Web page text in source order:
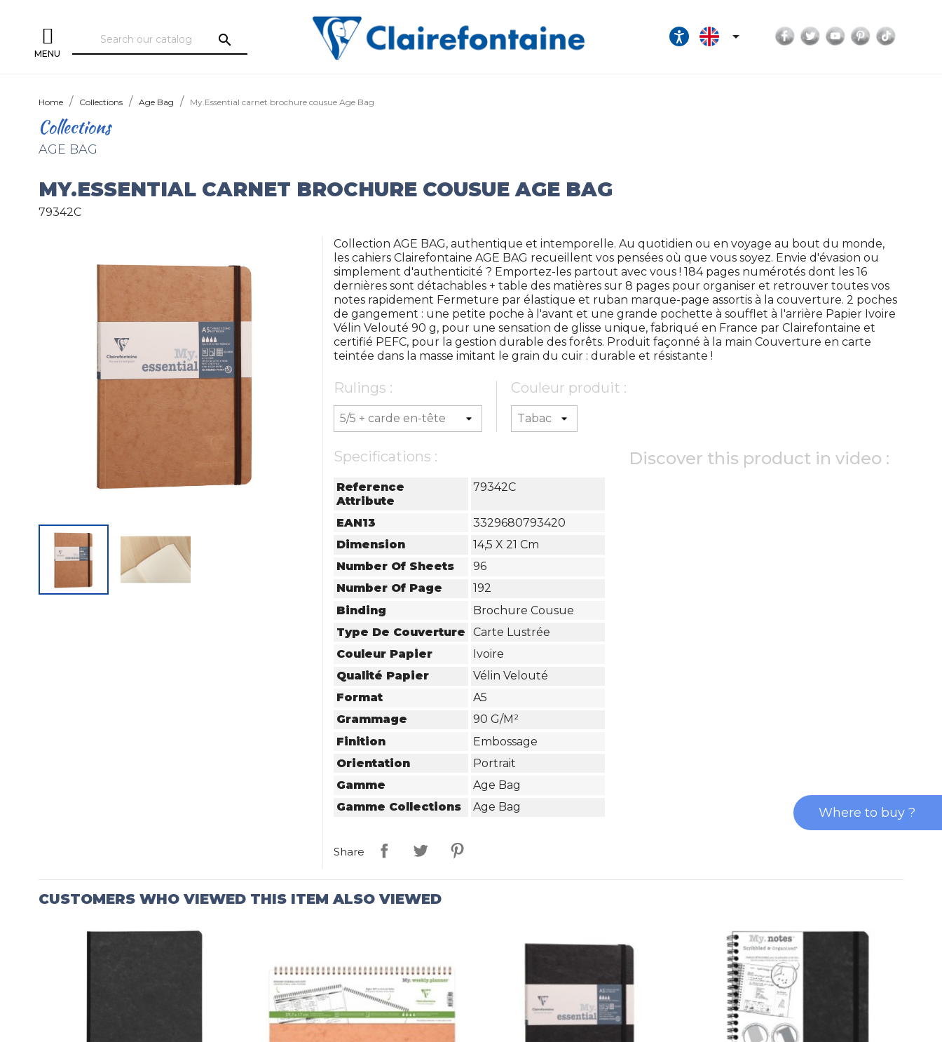
MENU
search  Facebook
TwitterYouTubePinterest
Home Collections Age Bag My.Essential carnet brochure cousue Age Bag
Collections
AGE BAG
MY.ESSENTIAL CARNET BROCHURE COUSUE AGE BAG
79342C
Collection AGE BAG, authentique et intemporelle. Au quotidien ou en voyage au bout du monde,
les cahiers Clairefontaine AGE BAG recueillent vos pensées où que vous soyez. Envie d'évasion ou
simplement d'authenticité ? Emportez-les partout avec vous ! 184 pages numérotés dont les 16
dernières sont détachables + table des matières sur 8 pages pour organiser et retrouver toutes vos
notes rapidement Fermeture par élastique et ruban marque-page assortis à la couverture. 2 poches
de gangement : une petite poche à l'avant et une grande pochette à soufflet à l'arrière Papier Ivoire
Vélin Velouté 90 g, pour une sensation de glisse unique, fabriqué en France par Clairefontaine et
certifié PEFC, pour la gestion durable des forêts. Produit façonné à la main Couverture en carte
teintée dans la masse imitant le grain du cuir : durable et résistante !
Rulings : Couleur produit :
Specifications :
Reference
Attribute
79342C
EAN13
3329680793420
Dimension
14,5 X 21 Cm
Number Of Sheets
96
Number Of Page
192
Binding
Brochure Cousue
Type De Couverture
Carte Lustrée
Couleur Papier
Ivoire
Qualité Papier
Vélin Velouté
Format
A5
Grammage
90 G/m²
Finition
Embossage
Orientation
Portrait
Gamme
Age Bag
Gamme Collections
Age Bag
Share
Discover this product in video :
CUSTOMERS WHO VIEWED THIS ITEM ALSO VIEWED
Where to buy ?